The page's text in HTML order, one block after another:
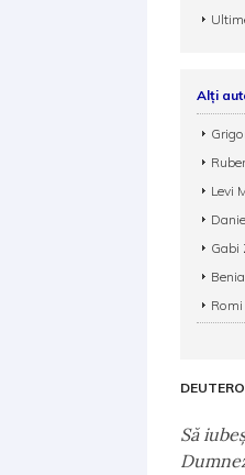
Alți
Levi
Gabi
Să